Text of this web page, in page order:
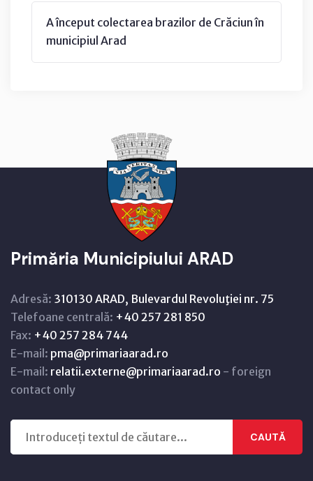
A început colectarea brazilor de Crăciun în
municipiul Arad
Primăria Municipiului ARAD
Adresă: 310130 ARAD, Bulevardul Revoluţiei nr. 75
Telefoane centrală: +40 257 281 850
Fax: +40 257 284 744
E-mail: pma@primariaarad.ro
E-mail: relatii.externe@primariaarad.ro - foreign
contact only
CAUTĂ